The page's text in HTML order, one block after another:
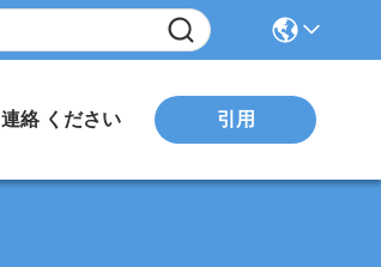
連絡 ください 引用